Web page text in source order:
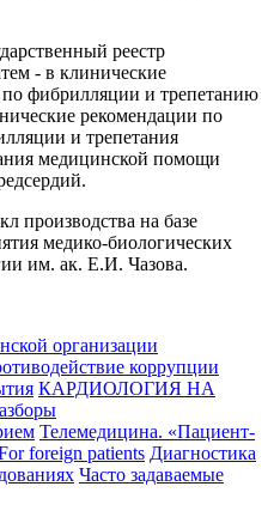
реестр
- в клинические
фибрилляции и трепетанию
рекомендации по
и трепетания
медицинской помощи
производства на базе
медико-биологических
им. ак. Е.И. Чазова.
организации
коррупции
КАРДИОЛОГИЯ НА
Телемедицина. «Пациент-
foreign patients Диагностика
Часто задаваемые